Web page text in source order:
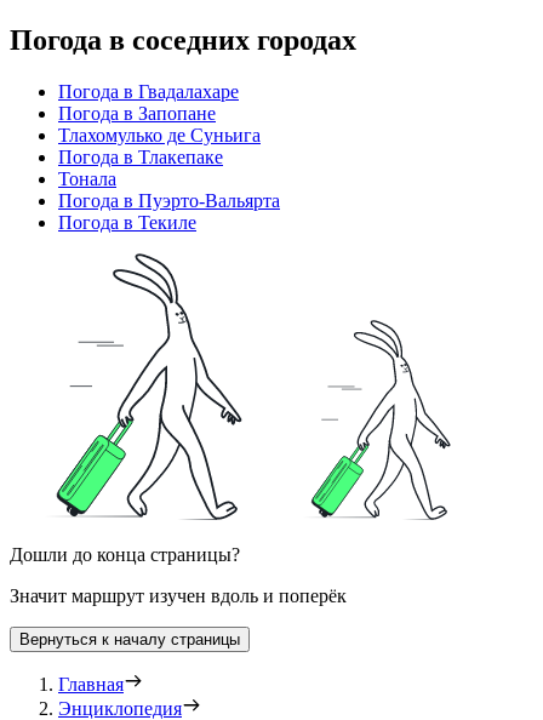
Погода в соседних городах
Погода в Гвадалахаре
Погода в Запопане
Тлахомулько де Суньига
Погода в Тлакепаке
Тонала
Погода в Пуэрто-Вальярта
Погода в Текиле
Дошли до конца страницы?
Значит маршрут изучен вдоль и поперёк
Вернуться к началу страницы
Главная
Энциклопедия